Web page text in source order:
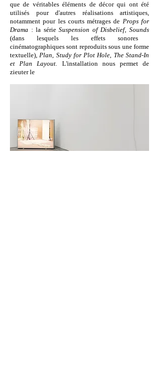
que de véritables éléments de décor qui ont été
utilisés pour d'autres réalisations artistiques,
notamment pour les courts métrages de Props for
Drama : la sérieSuspension of Disbelief,Sounds
(dans lesquels les effets sonores
cinématographiques sont reproduits sous une forme
textuelle),Plan, Study for Plot Hole, The Stand-In
et Plan Layout. L'installation nous permet de
zieuter le